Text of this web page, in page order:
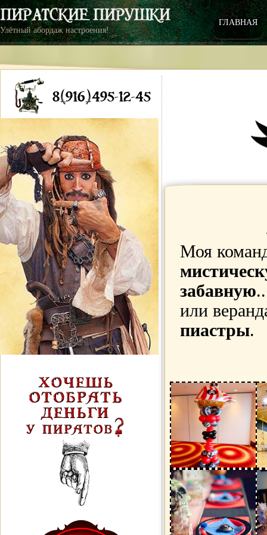
Улётный абордаж настроения!
ГЛАВНАЯ
8(916)495-12-45
Моя
забавную
или
пиастры.